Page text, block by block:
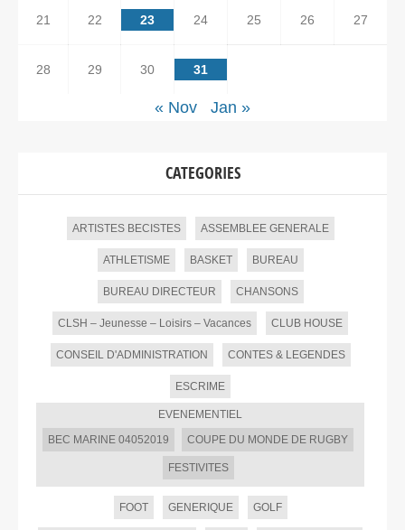
21 22 23 24 25 26 27
28 29 30 31
« Nov Jan »
CATEGORIES
ARTISTES BECISTES ASSEMBLEE GENERALE
ATHLETISME BASKET BUREAU
BUREAU DIRECTEUR CHANSONS
CLSH – Jeunesse – Loisirs – Vacances CLUB HOUSE
CONSEIL D'ADMINISTRATION CONTES & LEGENDES
ESCRIME
EVENEMENTIEL
BEC MARINE 04052019
COUPE DU MONDE DE RUGBY
FESTIVITES
FOOT GENERIQUE GOLF